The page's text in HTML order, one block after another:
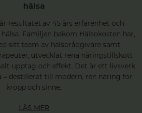
hälsa
resultatet av 45 års erfarenhet och
Familjen bakom Hälsokosten har,
sitt team av hälsorådgivare samt
utvecklat rena näringstillskott
upptag och effekt. Det är ett livsverk
– destillerat till modern, ren näring för
kropp och sinne.
LÄS MER